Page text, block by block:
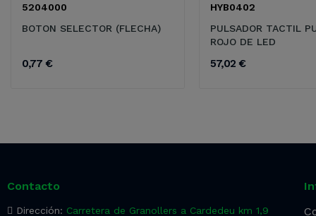
5204000
BOTON SELECTOR (FLECHA)
0,77 €
HYB0402
PULSADOR TACTIL
ROJO DE LED
57,02 €
Contacto
Dirección: Carretera de Granollers a Cardedeu km 1,9